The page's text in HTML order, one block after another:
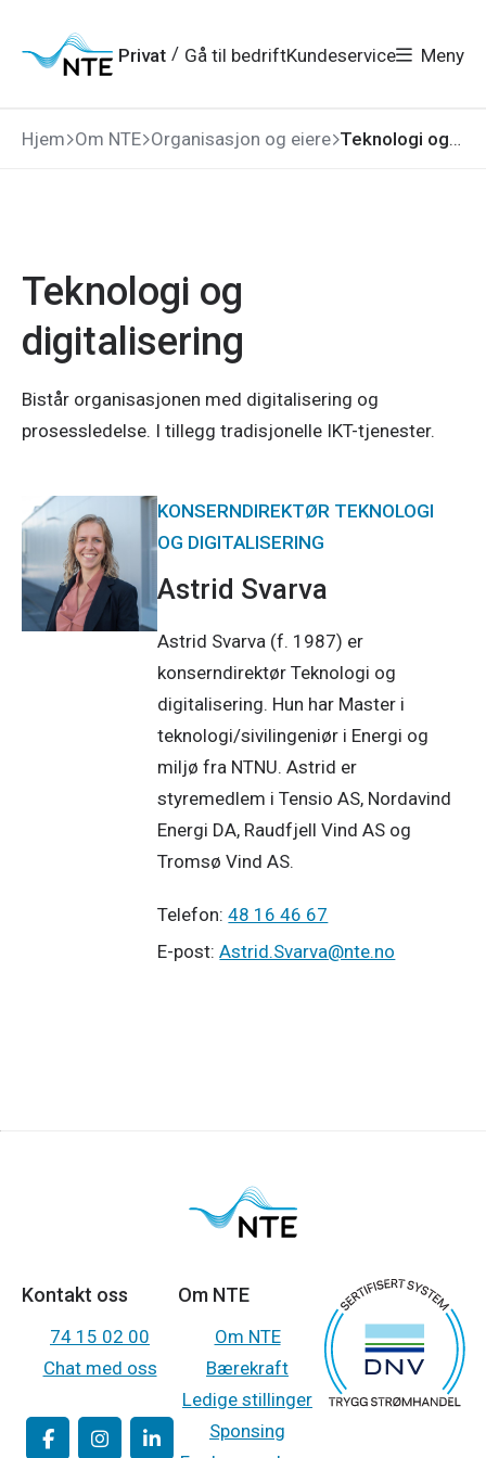
hovedmeny
søk
hovedinnhold
bunnområde
Privat / Gå til bedriftKundeservice Meny
Hjem Om NTE Organisasjon og eiere Teknologi og digitalisering
Teknologi og
digitalisering
Bistår organisasjonen med digitalisering og
prosessledelse. I tillegg tradisjonelle IKT-tjenester.
KONSERNDIREKTØR TEKNOLOGI
OG DIGITALISERING
Astrid Svarva
Astrid Svarva (f. 1987) er
konserndirektør Teknologi og
digitalisering. Hun har Master i
teknologi/sivilingeniør i Energi og
miljø fra NTNU. Astrid er
styremedlem i Tensio AS, Nordavind
Energi DA, Raudfjell Vind AS og
Tromsø Vind AS.
Telefon: 48 16 46 67
E-post: Astrid.Svarva@nte.no
Kontakt oss
74 15 02 00
Chat med oss
Om NTE
Om NTE
Bærekraft
Ledige stillinger
Sponsing